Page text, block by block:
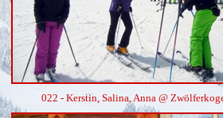
022 - Kerstin, Salina, Anna @